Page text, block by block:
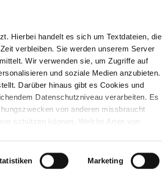
Hierbei handelt es sich um Textdateien, die
verbleiben. Sie werden unserem Server
Wir verwenden sie, um Zugriffe auf
und soziale Medien anzubieten.
Darüber hinaus gibt es Cookies und
Datenschutzniveau verarbeiten. Es
von anderen missbraucht
schützen können. Welche Arten von
Auswahl der gewünschten Cookies kann
werden.
Marketing